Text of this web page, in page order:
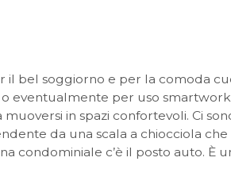
bel soggiorno e per la comoda
eventualmente per uso
in spazi confortevoli. Ci
da una scala a chiocciola
condominiale c’è il posto auto. È